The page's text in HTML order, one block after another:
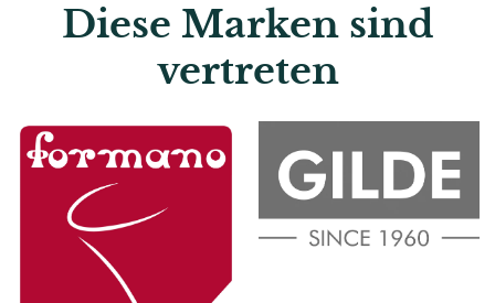
Diese Marken sind
vertreten